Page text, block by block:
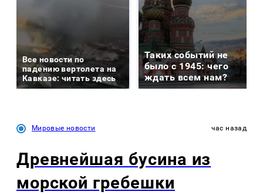
Все новости по
падению вертолета на
Кавказе: читать здесь
Таких событий не
было с 1945: чего
ждать всем нам?
Мировые новости час назад
Древнейшая бусина из
морской гребешки